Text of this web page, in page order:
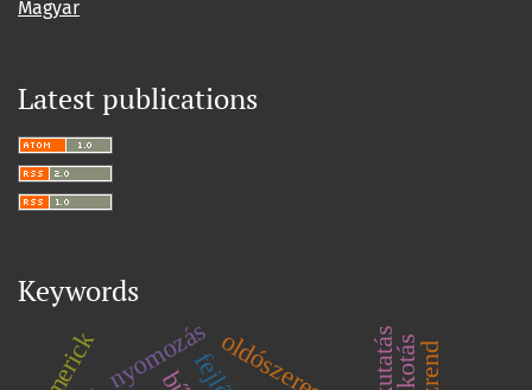
Magyar
Latest publications
Keywords
limerick nyomozás kutatás